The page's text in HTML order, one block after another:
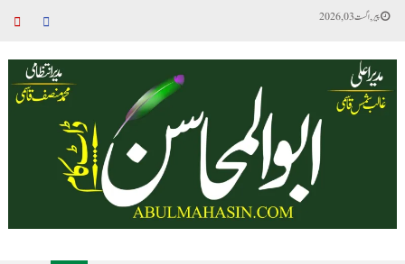
پیر, اگست 03, 2026